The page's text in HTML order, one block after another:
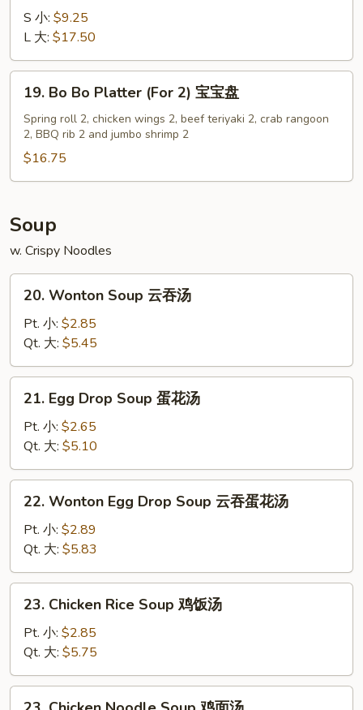
B-
Spare
Ribs
S 小: $9.25
L 大: $17.50
Bo
Bo
Platter
(For
2)
宝
盘
19. Bo Bo Platter (For 2) 宝宝盘
Spring roll 2, chicken wings 2, beef teriyaki 2, crab rangoon
2, BBQ rib 2 and jumbo shrimp 2
$16.75
Soup
w. Crispy Noodles
Wonton
Soup
吞
汤
20. Wonton Soup 云吞汤
Pt. 小: $2.85
Qt. 大: $5.45
Egg
Drop
Soup
蛋
花
21. Egg Drop Soup 蛋花汤
Pt. 小: $2.65
Qt. 大: $5.10
Wonton
Egg
Drop
Soup
云
22. Wonton Egg Drop Soup 云吞蛋花汤
Pt. 小: $2.89
Qt. 大: $5.83
Chicken
Rice
Soup
鸡
饭
23. Chicken Rice Soup 鸡饭汤
Pt. 小: $2.85
Qt. 大: $5.75